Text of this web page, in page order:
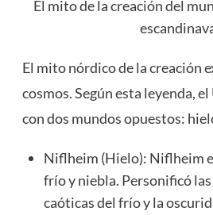
El mito de la creación del
El mito nórdico de la creación
cosmos. Según esta leyenda,
con dos mundos opuestos:
Niflheim (Hielo): Niflheim
frío y niebla. Personificó
caóticas del frío y la